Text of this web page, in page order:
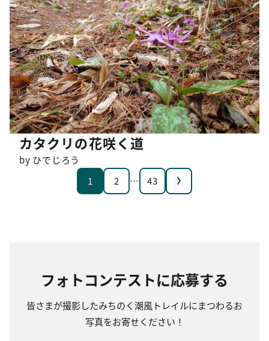
カタクリの花咲く道
by ひでじろう
1
2 … 43 次へ
フォトコンテストに応募する
皆さまが撮影したみちのく潮風トレイルにまつわるお
写真をお寄せください！